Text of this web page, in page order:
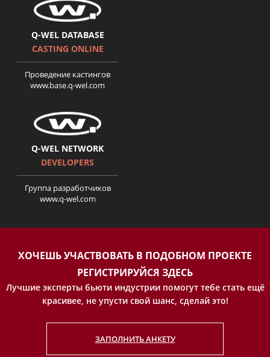
Q-WEL DATABASE
CASTING ONLINE
Проведение кастингов
www.base.q-wel.com
Q-WEL NETWORK
DEVELOPERS
Группа разработчиков
www.q-wel.com
ХОЧЕШЬ УЧАСТВОВАТЬ В ПОДОБНОМ ПРОЕКТЕ
РЕГИСТРИРУЙСЯ ЗДЕСЬ
Лучшие эксперты бьюти индустрии помогут тебе стать ещё
красивее, не упусти свой шанс, сделай это!
ЗАПОЛНИТЬ АНКЕТУ